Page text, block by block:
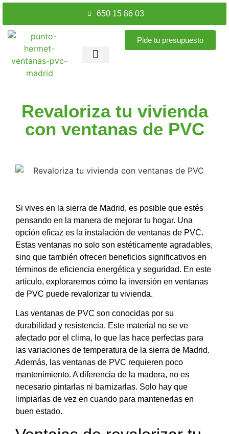
650 15 86 03
Pide tu presupuesto
Revaloriza tu vivienda
con ventanas de PVC
Si vives en la sierra de Madrid, es posible que estés
pensando en la manera de mejorar tu hogar. Una
opción eficaz es la instalación de ventanas de PVC.
Estas ventanas no solo son estéticamente agradables,
sino que también ofrecen beneficios significativos en
términos de eficiencia energética y seguridad. En este
artículo, exploraremos cómo la inversión en ventanas
de PVC puede revalorizar tu vivienda.
Las ventanas de PVC son conocidas por su
durabilidad y resistencia. Este material no se ve
afectado por el clima, lo que las hace perfectas para
las variaciones de temperatura de la sierra de Madrid.
Además, las ventanas de PVC requieren poco
mantenimiento. A diferencia de la madera, no es
necesario pintarlas ni barnizarlas. Solo hay que
limpiarlas de vez en cuando para mantenerlas en
buen estado.